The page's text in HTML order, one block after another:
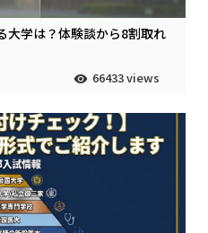
大学は？体験談から8割取れ
66433 views